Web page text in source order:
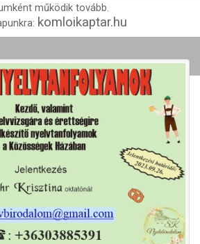
működik tovább.
komloikaptar.hu